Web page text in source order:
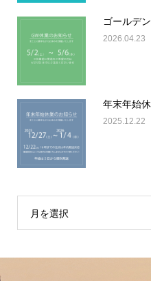
ゴールデ
2026.04.23
年末年始
2025.12.22
月を選択